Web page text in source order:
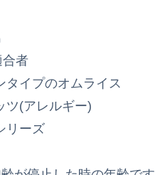
者
タイプのオムライス
ツ(アレルギー)
リーズ